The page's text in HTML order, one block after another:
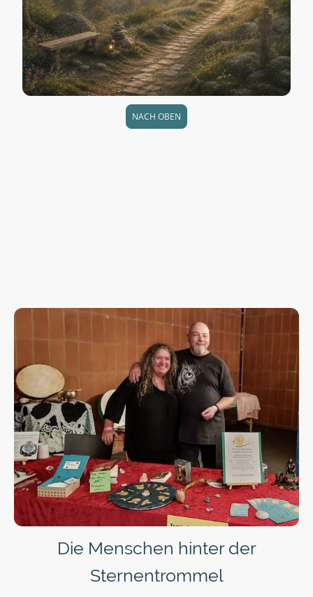
NACH OBEN
Die Menschen hinter der
Sternentrommel